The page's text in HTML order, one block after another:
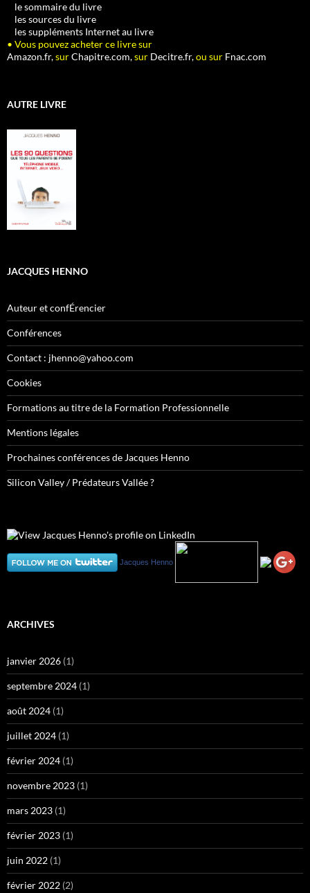
le sommaire du livre
les sources du livre
les suppléments Internet au livre
• Vous pouvez acheter ce livre sur
Amazon.fr,surChapitre.com,sur Decitre.fr,ou sur Fnac.com
AUTRE LIVRE
JACQUES HENNO
Auteur et confÉrencier
Conférences
Contact : jhenno@yahoo.com
Cookies
Formations au titre de la Formation Professionnelle
Mentions légales
Prochaines conférences de Jacques Henno
Silicon Valley / Prédateurs Vallée ?
Jacques Henno
ARCHIVES
janvier 2026 (1)
septembre 2024 (1)
août 2024 (1)
juillet 2024 (1)
février 2024 (1)
novembre 2023 (1)
mars 2023 (1)
février 2023 (1)
juin 2022 (1)
février 2022 (2)